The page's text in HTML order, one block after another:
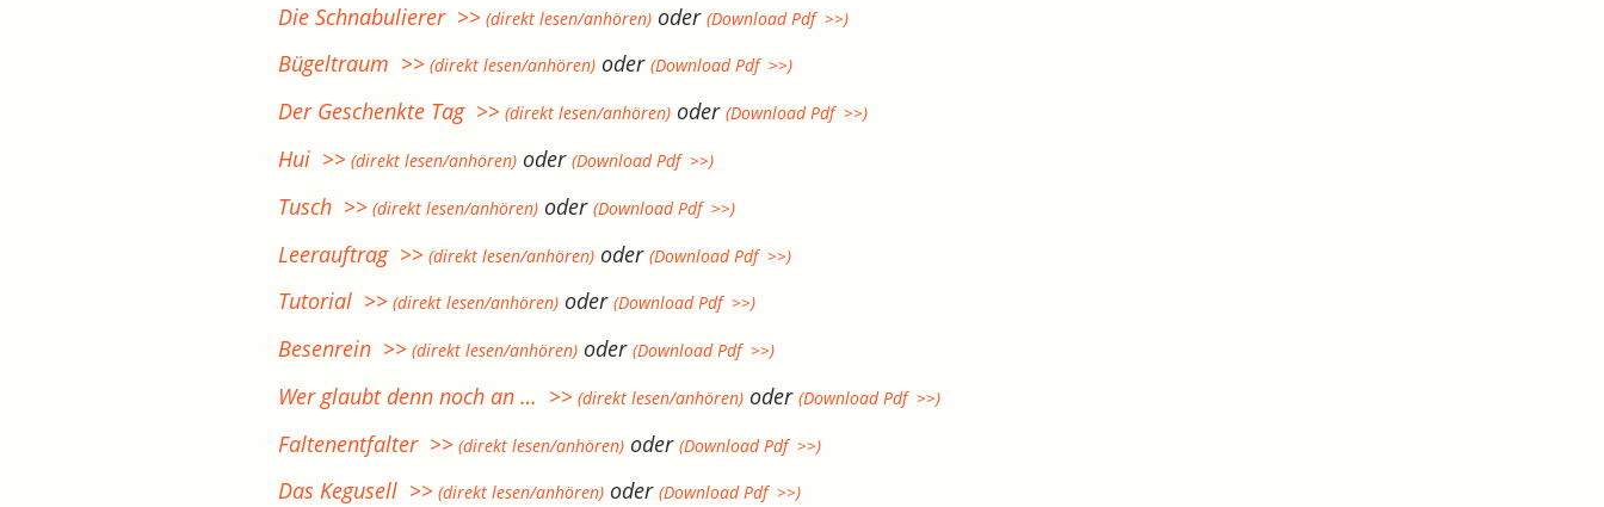
Die Schnabulierer >> (direkt lesen/anhören) oder(Download Pdf >>)
Bügeltraum >> (direkt lesen/anhören) oder(Download Pdf >>)
Der Geschenkte Tag >> (direkt lesen/anhören) oder(Download Pdf >>)
Hui >> (direkt lesen/anhören) oder(Download Pdf >>)
Tusch >> (direkt lesen/anhören) oder(Download Pdf >>)
Leerauftrag >> (direkt lesen/anhören) oder(Download Pdf >>)
Tutorial >> (direkt lesen/anhören) oder(Download Pdf >>)
Besenrein >> (direkt lesen/anhören) oder(Download Pdf >>)
Wer glaubt denn noch an … >> (direkt lesen/anhören) oder(Download Pdf >>)
Faltenentfalter >> (direkt lesen/anhören) oder(Download Pdf >>)
Das Kegusell >> (direkt lesen/anhören) oder(Download Pdf >>)